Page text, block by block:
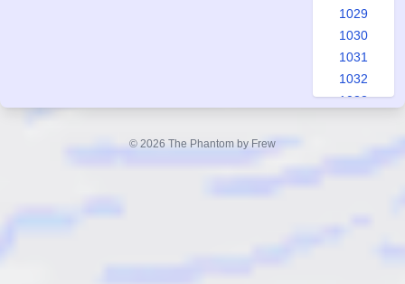
1029
1030
1031
1032
1033
© 2026 The Phantom by Frew